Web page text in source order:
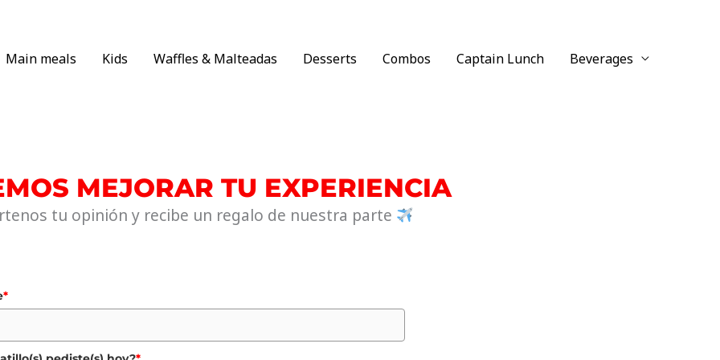
Main meals Kids Waffles & Malteadas Desserts Combos Captain Lunch Beverages
MEJORAR TU EXPERIENCIA
tu opinión y recibe un regalo de nuestra parte
*